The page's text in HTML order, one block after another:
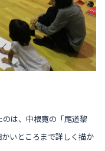
は、中根寛の「尾道黎
いところまで詳しく描か